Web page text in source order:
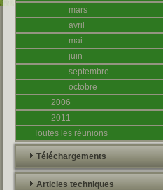
mars
avril
mai
juin
septembre
octobre
2006
2011
Toutes les réunions
Téléchargements
Articles techniques